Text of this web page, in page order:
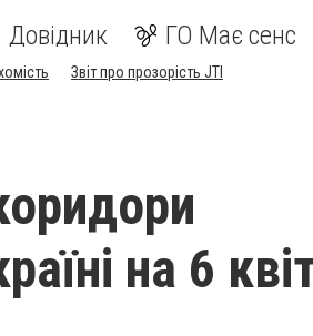
Довідник ГО Має сенс
Звіт про прозорість JTI
на 6